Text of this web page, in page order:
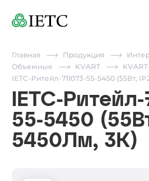
Главная Продукция
Объемные
KVART
IETC-Ритейл-711073-55-5450 (55Вт,
IETC-
55-5450
5450Лм, 3К)